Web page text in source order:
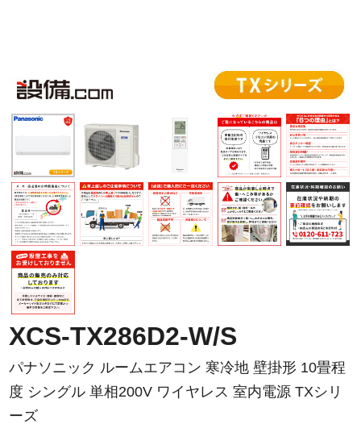
XCS-TX286D2-W/S
パナソニック ルームエアコン 寒冷地 壁掛形 10畳程
度 シングル 単相200V ワイヤレス 室内電源 TXシリ
ーズ